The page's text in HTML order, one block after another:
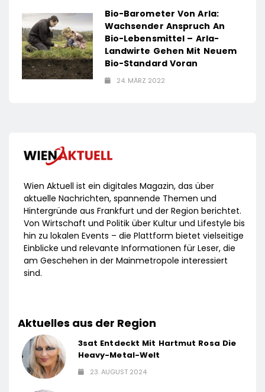
Bio-Barometer Von Arla:
Wachsender Anspruch An
Bio-Lebensmittel – Arla-
Landwirte Gehen Mit Neuem
Bio-Standard Voran
24. MÄRZ 2022
Wien Aktuell ist ein digitales Magazin, das über
aktuelle Nachrichten, spannende Themen und
Hintergründe aus Frankfurt und der Region berichtet.
Von Wirtschaft und Politik über Kultur und Lifestyle bis
hin zu lokalen Events – die Plattform bietet vielseitige
Einblicke und relevante Informationen für Leser, die
am Geschehen in der Mainmetropole interessiert
sind.
Aktuelles aus der Region
3sat Entdeckt Mit Hartmut Rosa Die
Heavy-Metal-Welt
23. AUGUST 2024